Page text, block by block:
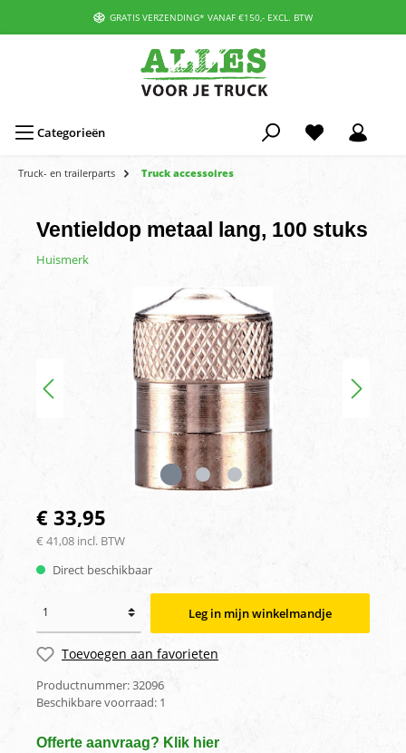
GRATIS VERZENDING* VANAF €150,- EXCL. BTW
Categorieën
Truck- en trailerparts Truck accessoires
Ventieldop metaal lang, 100 stuks
Huismerk
€ 33,95
€ 41,08 incl. BTW
Direct beschikbaar
Leg in mijn winkelmandje
Toevoegen aan favorieten
Productnummer:32096
Beschikbare voorraad: 1
Offerte aanvraag? Klik hier